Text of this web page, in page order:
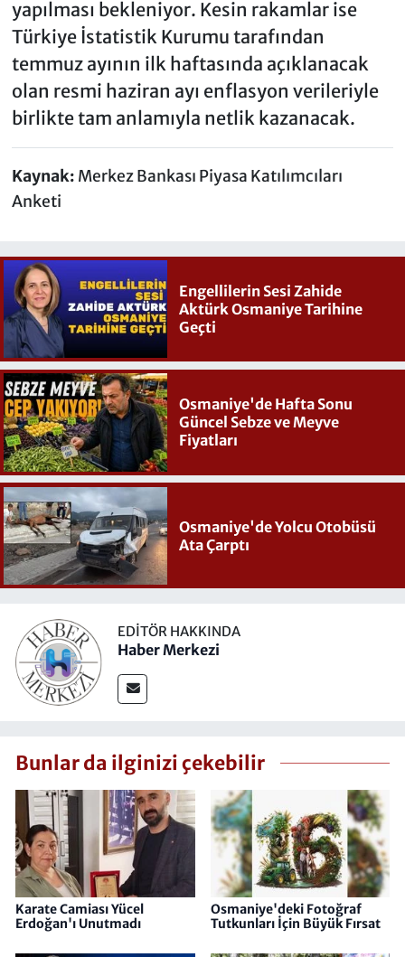
yapılması bekleniyor. Kesin rakamlar ise
Türkiye İstatistik Kurumu tarafından
temmuz ayının ilk haftasında açıklanacak
olan resmi haziran ayı enflasyon verileriyle
birlikte tam anlamıyla netlik kazanacak.
Kaynak: Merkez Bankası Piyasa Katılımcıları
Anketi
Engellilerin Sesi Zahide
Aktürk Osmaniye Tarihine
Geçti
Osmaniye'de Hafta Sonu
Güncel Sebze ve Meyve
Fiyatları
Osmaniye'de Yolcu Otobüsü
Ata Çarptı
EDITÖR HAKKINDA
Haber Merkezi
Bunlar da ilginizi çekebilir
Karate Camiası Yücel
Erdoğan'ı Unutmadı
Osmaniye'deki Fotoğraf
Tutkunları İçin Büyük Fırsat